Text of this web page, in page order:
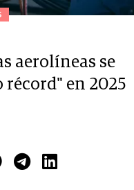
aerolíneas se
récord" en 2025